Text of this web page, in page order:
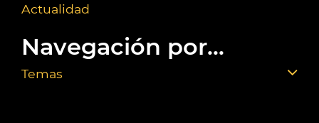
Actualidad
Navegación por...
Temas